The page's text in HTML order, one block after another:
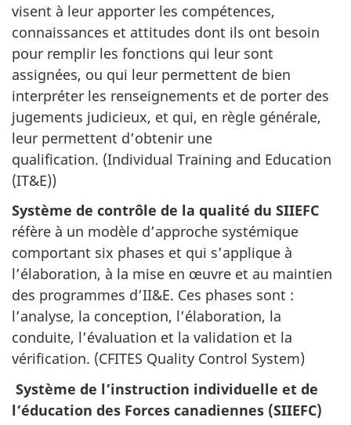
visent à leur apporter les compétences,
connaissances et attitudes dont ils ont besoin
pour remplir les fonctions qui leur sont
assignées, ou qui leur permettent de bien
interpréter les renseignements et de porter des
jugements judicieux, et qui, en règle générale,
leur permettent d’obtenir une
qualification. (Individual Training and Education
(IT&E))
Système de contrôle de la qualité du SIIEFC
réfère à un modèle d’approche systémique
comportant six phases et qui s’applique à
l’élaboration, à la mise en œuvre et au maintien
des programmes d’II&E. Ces phases sont :
l’analyse, la conception, l’élaboration, la
conduite, l’évaluation et la validation et la
vérification. (CFITES Quality Control System)
Système de l’instruction individuelle et de
l’éducation des Forces canadiennes (SIIEFC)